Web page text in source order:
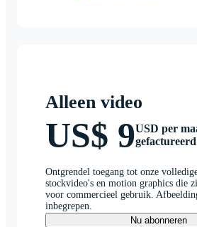
Alleen video
US$ 9USD per
gefactureerd
Ontgrendel toegang tot onze
stockvideo's en motion graphics die
voor commercieel gebruik.
inbegrepen.
Nu abonneren